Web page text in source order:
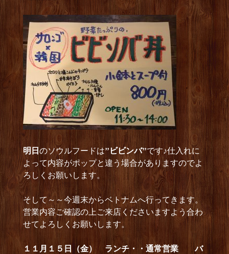
明日のソウルフードは”ビビンバ”です♪仕入れに
よって内容がポップと違う場合がありますのでよ
ろしくお願いします。
そして～～今週末からベトナムへ行ってきます。
営業内容ご確認の上ご来店くださいますよう合わ
せてよろしくお願いします。
１１月１５日（金） ランチ・・通常営業 バ